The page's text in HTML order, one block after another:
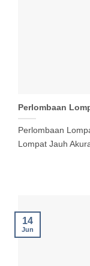
Perlombaan
Perlombaan
Lompat Jauh
14
Jun